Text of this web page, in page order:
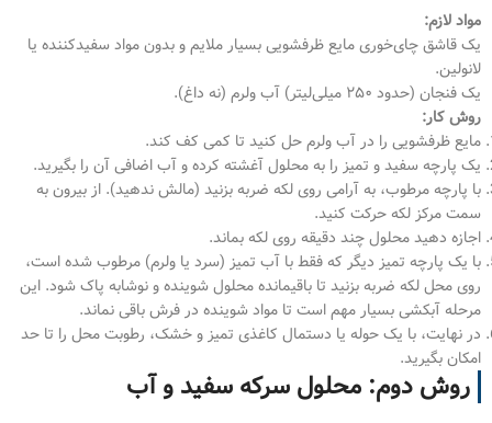
مواد لازم:
یک قاشق چای‌خوری مایع ظرفشویی بسیار ملایم و بدون مواد سفیدکننده یا
لانولین.
یک فنجان (حدود ۲۵۰ میلی‌لیتر) آب ولرم (نه داغ).
روش کار:
مایع ظرفشویی را در آب ولرم حل کنید تا کمی کف کند.
یک پارچه سفید و تمیز را به محلول آغشته کرده و آب اضافی آن را بگیرید.
با پارچه مرطوب، به آرامی روی لکه ضربه بزنید (مالش ندهید). از بیرون به
سمت مرکز لکه حرکت کنید.
اجازه دهید محلول چند دقیقه روی لکه بماند.
با یک پارچه تمیز دیگر که فقط با آب تمیز (سرد یا ولرم) مرطوب شده است،
روی محل لکه ضربه بزنید تا باقیمانده محلول شوینده و نوشابه پاک شود. این
مرحله آبکشی بسیار مهم است تا مواد شوینده در فرش باقی نماند.
در نهایت، با یک حوله یا دستمال کاغذی تمیز و خشک، رطوبت محل را تا حد
امکان بگیرید.
روش دوم: محلول سرکه سفید و آب